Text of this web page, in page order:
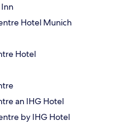
Hotel Munich
Hotel
an IHG Hotel
by IHG Hotel